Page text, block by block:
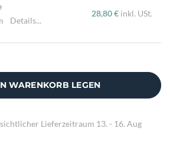
Details...
28,80 € inkl. USt.
WARENKORB LEGEN
Lieferzeitraum 13. - 16. Aug